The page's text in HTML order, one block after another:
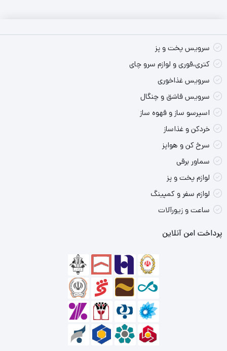
برند کرکماز در سال 1972 در یک کارگاه کوچک 50 متری در ترکیه آغاز
به کار کرد. بعد از گذشت 50 سال، امروز در تولید لوازم خانه و آشپزخانه
جزو مهمترین برندهای دنیا و کشور ترکیه قرار دارد.
سرویس پخت و پز
کتری،قوری و لوازم سرو چای
سرویس غذاخوری
سرویس قاشق و چنگال
اسپرسو ساز و قهوه ساز
خردکن و غذاساز
سرخ کن و هواپز
سماور برقی
لوازم پخت و پز
لوازم سفر و کمپینگ
ساعت و زیورآلات
پرداخت امن آنلاین